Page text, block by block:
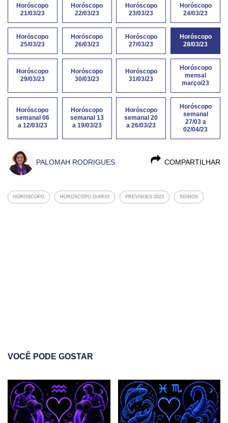
Horóscopo
21/03/23
Horóscopo
22/03/23
Horóscopo
23/03/23
Horóscopo
24/03/23
Horóscopo
25/03/23
Horóscopo
26/03/23
Horóscopo
27/03/23
Horóscopo
28/03/23
Horóscopo
29/03/23
Horóscopo
30/03/23
Horóscopo
31/03/23
Horóscopo
mensal
março/23
Horóscopo
semanal 06
a 12/03/23
Horóscopo
semanal 13
a 19/03/23
Horóscopo
semanal 20
a 26/03/23
Horóscopo
semanal
27/03 a
02/04/23
COMPARTILHAR
PALOMAH RODRIGUES
HOROSCOPO HOROSCOPO DIARIO PREVISOES 2023 SIGNOS
VOCÊ PODE GOSTAR